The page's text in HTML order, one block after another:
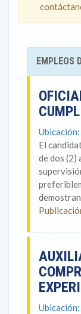
EMPLEOS
El
de dos (2)